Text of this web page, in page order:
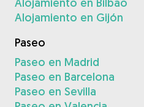
Alojamiento en Gijón
Paseo
Paseo en Madrid
Paseo en Barcelona
Paseo en Sevilla